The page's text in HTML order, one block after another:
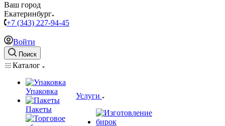
Ваш город
Екатеринбург
+7 (343) 227-94-45
Войти
Поиск
Каталог
Упаковка
Пакеты
Услуги